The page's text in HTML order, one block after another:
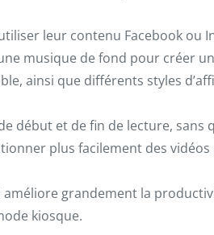
leur contenu Facebook ou
musique de fond pour créer
ainsi que différents styles
début et de fin de lecture, sans
plus facilement des
grandement la
kiosque.